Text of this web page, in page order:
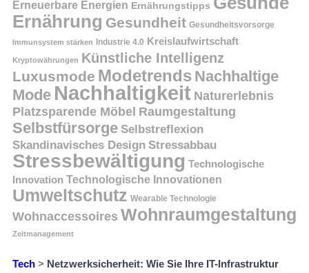
Erneuerbare Energien Ernährungstipps
Ernährung Gesundheit Gesundheitsvorsorge
Immunsystem stärken Industrie 4.0 Kreislaufwirtschaft
Kryptowährungen Künstliche Intelligenz
Luxusmode Modetrends Nachhaltige
Mode Nachhaltigkeit Naturerlebnis
Platzsparende Möbel Raumgestaltung
Selbstfürsorge Selbstreflexion
Skandinavisches Design Stressabbau
Stressbewältigung Technologische
Innovation Technologische Innovationen
Umweltschutz Wearable Technologie
Wohnaccessoires Wohnraumgestaltung
Zeitmanagement
Tech > Netzwerksicherheit: Wie Sie Ihre IT-Infrastruktur